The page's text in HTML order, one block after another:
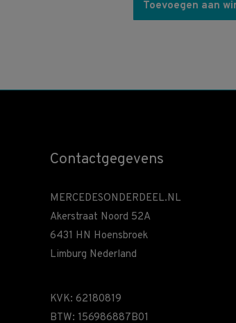
Toevoegen aan
Contactgegevens
MERCEDESONDERDEEL.NL
Akerstraat Noord 52A
6431 HN Hoensbroek
Limburg Nederland
KVK: 62180819
BTW: 156986887B01